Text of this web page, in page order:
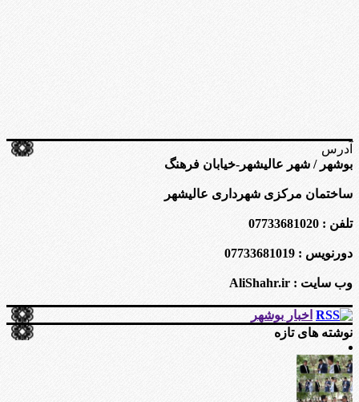
آدرس
بوشهر / شهر عالیشهر-خیابان فرهنگ
ساختمان مرکزی شهرداری عالیشهر
تلفن : 07733681020
دورنویس : 07733681019
وب سایت : AliShahr.ir
اخبار بوشهر
نوشته های تازه